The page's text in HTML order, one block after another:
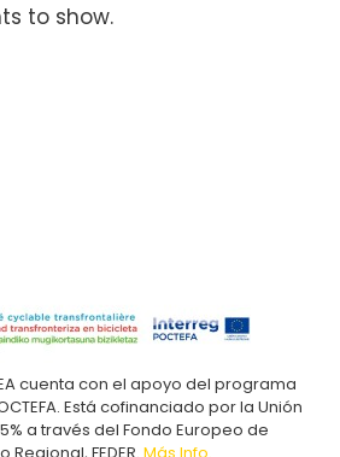
to show.
cuenta con el apoyo del programa
Está cofinanciado por la Unión
a través del Fondo Europeo de